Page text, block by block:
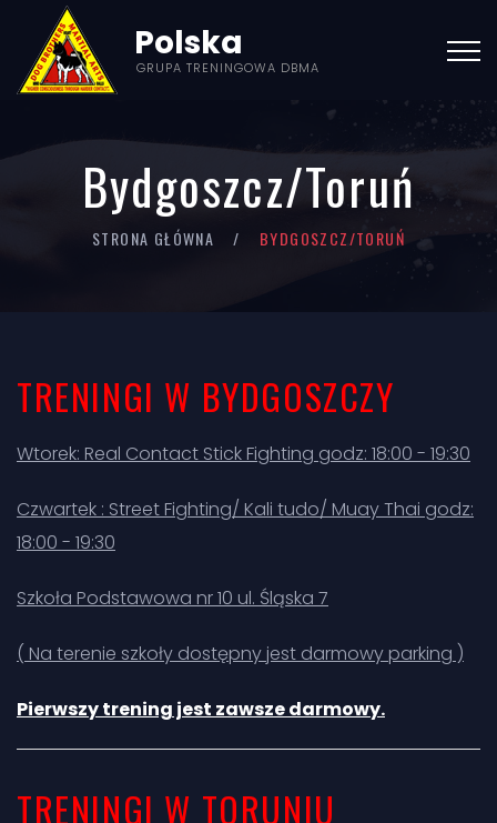
Polska
GRUPA TRENINGOWA DBMA
Bydgoszcz/Toruń
STRONA GŁÓWNA BYDGOSZCZ/TORUŃ
TRENINGI W BYDGOSZCZY
Wtorek: Real Contact Stick Fighting godz: 18:00 - 19:30
Czwartek : Street Fighting/ Kali tudo/ Muay Thai godz:
18:00 - 19:30
Szkoła Podstawowa nr 10 ul. Śląska 7
( Na terenie szkoły dostępny jest darmowy parking )
Pierwszy trening jest zawsze darmowy.
TRENINGI W TORUNIU